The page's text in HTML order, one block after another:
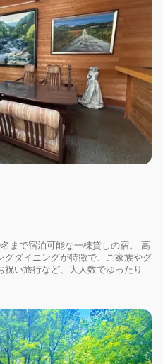
まで宿泊可能な一棟貸しの宿。 高
ダイニングが特徴で、ご家族やグ
い旅行など、大人数でゆったり